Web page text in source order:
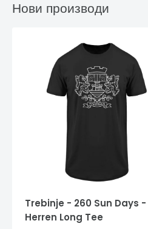
Нови производи
Trebinje - 260 Sun Days -
Herren Long Tee